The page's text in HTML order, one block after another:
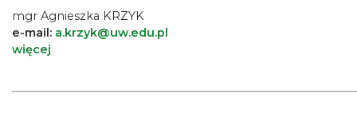
mgr Agnieszka KRZYK
e-mail: a.krzyk@uw.edu.pl
więcej